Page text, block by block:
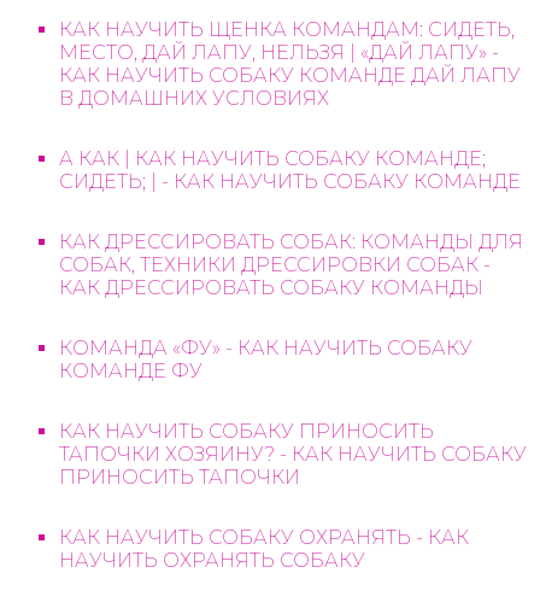
КАК НАУЧИТЬ ЩЕНКА КОМАНДАМ: СИДЕТЬ,
МЕСТО, ДАЙ ЛАПУ, НЕЛЬЗЯ | «ДАЙ ЛАПУ» -
КАК НАУЧИТЬ СОБАКУ КОМАНДЕ ДАЙ ЛАПУ
В ДОМАШНИХ УСЛОВИЯХ
А КАК | КАК НАУЧИТЬ СОБАКУ КОМАНДЕ;
СИДЕТЬ; | - КАК НАУЧИТЬ СОБАКУ КОМАНДЕ
КАК ДРЕССИРОВАТЬ СОБАК: КОМАНДЫ ДЛЯ
СОБАК, ТЕХНИКИ ДРЕССИРОВКИ СОБАК -
КАК ДРЕССИРОВАТЬ СОБАКУ КОМАНДЫ
КОМАНДА «ФУ» - КАК НАУЧИТЬ СОБАКУ
КОМАНДЕ ФУ
КАК НАУЧИТЬ СОБАКУ ПРИНОСИТЬ
ТАПОЧКИ ХОЗЯИНУ? - КАК НАУЧИТЬ СОБАКУ
ПРИНОСИТЬ ТАПОЧКИ
КАК НАУЧИТЬ СОБАКУ ОХРАНЯТЬ - КАК
НАУЧИТЬ ОХРАНЯТЬ СОБАКУ